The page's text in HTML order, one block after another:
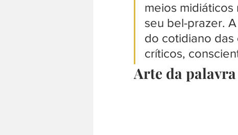
meios
seu bel-prazer.
do cotidiano das
críticos,
Arte da